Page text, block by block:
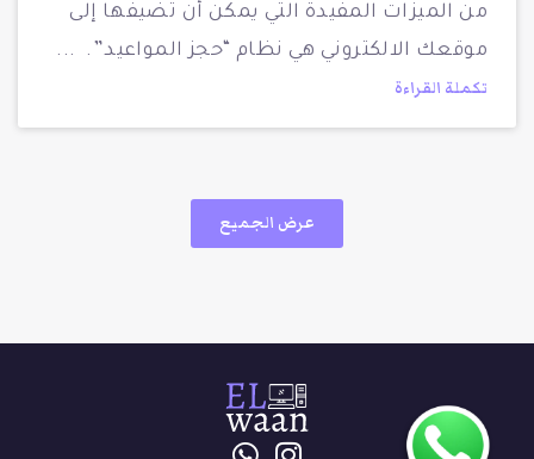
من الميزات المفيدة التي يمكن أن تضيفها إلى
موقعك الالكتروني هي نظام “حجز المواعيد”.
تكملة القراءة
عرض الجميع